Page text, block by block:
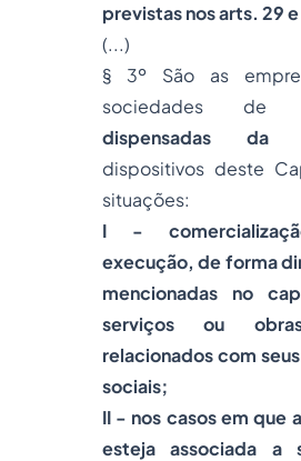
previstas nos arts. 29
(...)
§ 3º São as
sociedades de
dispensadas da
dispositivos deste
situações:
I -
execução, de forma
mencionadas no
serviços ou
relacionados com
sociais;
II - nos casos em que
esteja associada a